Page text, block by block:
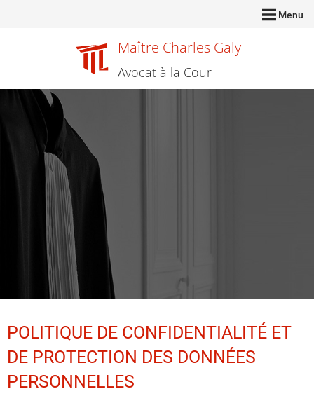
Menu
Maître Charles Galy
Avocat à la Cour
POLITIQUE DE CONFIDENTIALITÉ ET
DE PROTECTION DES DONNÉES
PERSONNELLES